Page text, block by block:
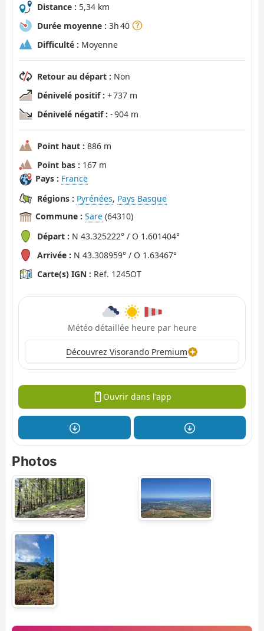
Distance : 5,34 km
Durée moyenne : 3h 40
Difficulté : Moyenne
Retour au départ : Non
Dénivelé positif : + 737 m
Dénivelé négatif : - 904 m
Point haut : 886 m
Point bas : 167 m
Pays : France
Régions : Pyrénées, Pays Basque
Commune : Sare (64310)
Départ : N 43.325222° / O 1.601404°
Arrivée : N 43.308959° / O 1.63467°
Carte(s) IGN : Ref. 1245OT
Météo détaillée heure par heure
Découvrez Visorando Premium
Ouvrir dans l'app
Photos